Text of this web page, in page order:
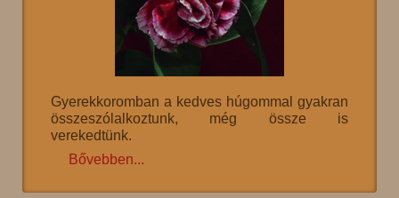
Gyerekkoromban a kedves húgommal gyakran
összeszólalkoztunk, még össze is
verekedtünk.
Bővebben...